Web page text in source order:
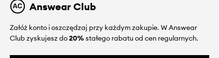
Answear Club
Załóż konto i oszczędzaj przy każdym zakupie. W Answear
Club zyskujesz do20%stałego rabatu od cen regularnych.